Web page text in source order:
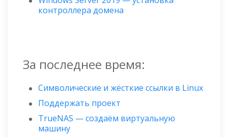
контроллера домена
За последнее время:
Символические и жёсткие ссылки в Linux
Поддержать проект
TrueNAS — создаём виртуальную
машину